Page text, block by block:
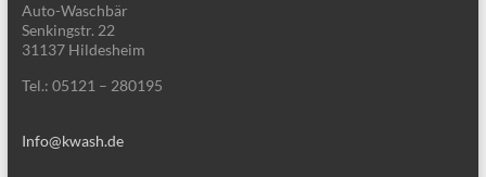
Auto-Waschbär
Senkingstr. 22
31137 Hildesheim
Tel.: 05121 – 280195
Info@kwash.de